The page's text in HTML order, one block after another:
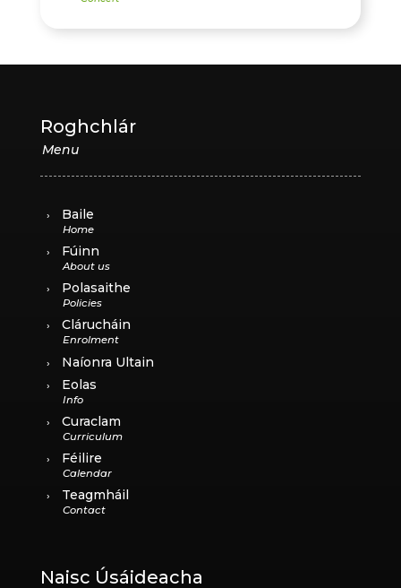
Roghchlár
Baile
Fúinn
Polasaithe
Clárucháin
Naíonra Ultain
Eolas
Curaclam
Féilire
Teagmháil
Naisc Úsáideacha